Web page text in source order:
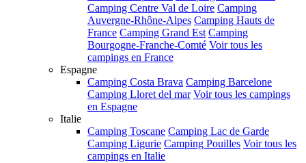
Camping Centre Val de Loire Camping
Auvergne-Rhône-Alpes Camping Hauts de
France Camping Grand Est Camping
Bourgogne-Franche-Comté Voir tous les
campings en France
Espagne
Camping Costa Brava Camping Barcelone
Camping Lloret del mar Voir tous les campings
en Espagne
Italie
Camping Toscane Camping Lac de Garde
Camping Ligurie Camping Pouilles Voir tous les
campings en Italie